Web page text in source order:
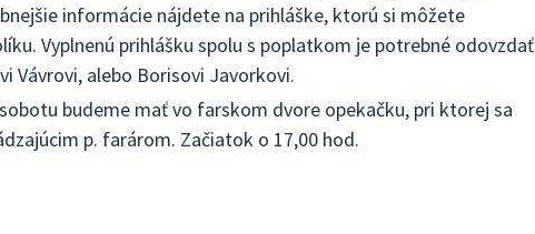
informácie nájdete na prihláške, ktorú si môžete
Vyplnenú prihlášku spolu s poplatkom je potrebné odovzdať
Vávrovi, alebo Borisovi Javorkovi.
budeme mať vo farskom dvore opekačku, pri ktorej sa
p. farárom. Začiatok o 17,00 hod.